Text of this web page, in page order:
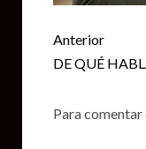
Seguir
leyendo
Anterior
DE QUÉ
Para